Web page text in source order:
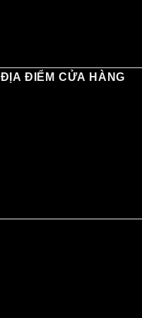
ĐỊA ĐIỂM CỬA HÀNG